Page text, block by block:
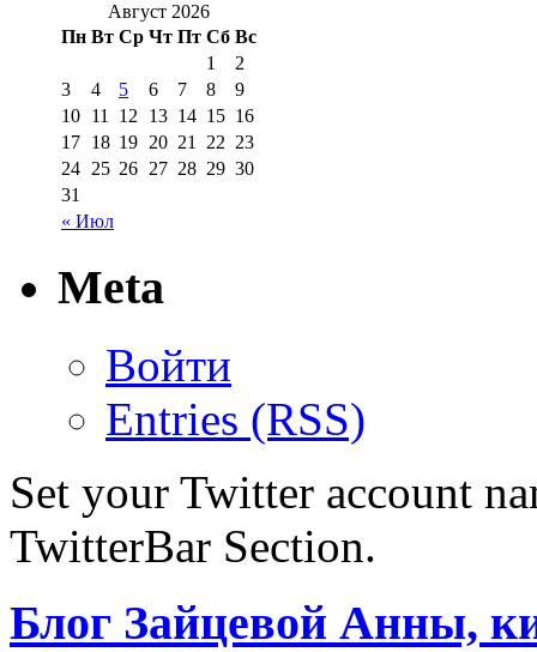
Август 2026
Пн Вт Ср Чт Пт Сб Вс
« Июл
1
2
3
4 5 6 7 8
9
10 11 12 13 14 15 16
17 18 19 20 21 22 23
24 25 26 27 28 29 30
31
Meta
Войти
Entries (RSS)
Set your Twitter account
TwitterBar Section.
Блог Зайцевой Анны,